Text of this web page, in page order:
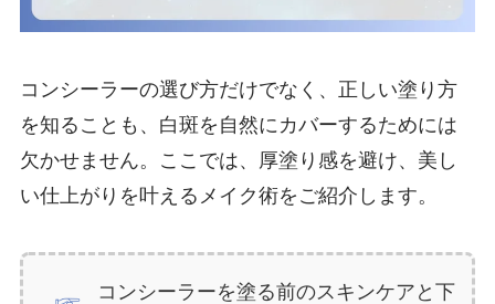
コンシーラーの選び方だけでなく、正しい塗り方
を知ることも、白斑を自然にカバーするためには
欠かせません。ここでは、厚塗り感を避け、美し
い仕上がりを叶えるメイク術をご紹介します。
コンシーラーを塗る前のスキンケアと下